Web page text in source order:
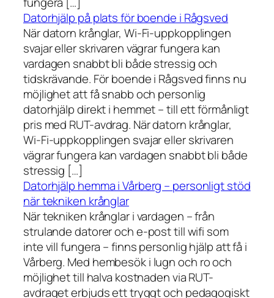
Datorhjälp på plats för boende i Rågsved
När datorn krånglar, Wi-Fi-uppkopplingen
svajar eller skrivaren vägrar fungera kan
vardagen snabbt bli både stressig och
tidskrävande. För boende i Rågsved finns nu
möjlighet att få snabb och personlig
datorhjälp direkt i hemmet – till ett förmånligt
pris med RUT-avdrag. När datorn krånglar,
Wi-Fi-uppkopplingen svajar eller skrivaren
vägrar fungera kan vardagen snabbt bli både
stressig […]
Datorhjälp hemma i Vårberg – personligt stöd
när tekniken krånglar
När tekniken krånglar i vardagen – från
strulande datorer och e-post till wifi som
inte vill fungera – finns personlig hjälp att få i
Vårberg. Med hembesök i lugn och ro och
möjlighet till halva kostnaden via RUT-
avdraget erbjuds ett tryggt och pedagogiskt